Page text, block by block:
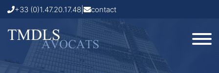
+33 (0)1.47.20.17.48 contact